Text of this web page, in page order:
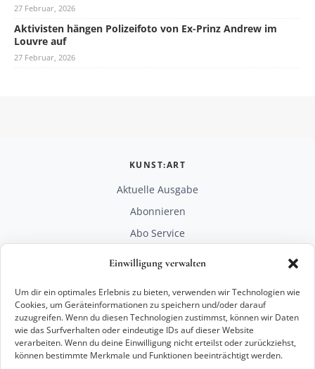
Einwilligung verwalten
Um dir ein optimales Erlebnis zu bieten, verwenden wir Technologien wie
Cookies, um Geräteinformationen zu speichern und/oder darauf
zuzugreifen. Wenn du diesen Technologien zustimmst, können wir Daten
wie das Surfverhalten oder eindeutige IDs auf dieser Website
verarbeiten. Wenn du deine Einwilligung nicht erteilst oder zurückziehst,
können bestimmte Merkmale und Funktionen beeinträchtigt werden.
27 Februar, 2026
Aktivisten hängen Polizeifoto von Ex-Prinz Andrew im
Louvre auf
27 Februar, 2026
KUNST:ART
Aktuelle Ausgabe
Abonnieren
Abo Service
RECHTLICHES
Impressum
Datenschutz
KONTAKT